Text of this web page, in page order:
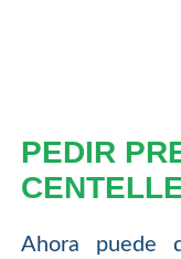
PEDIR
Ahora puede